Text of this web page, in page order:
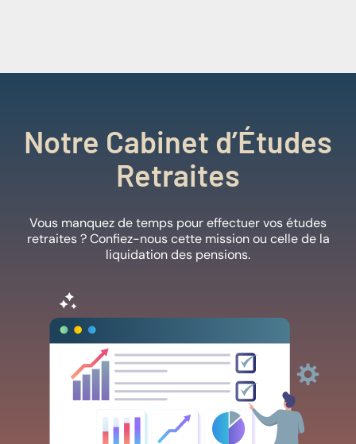
Notre Cabinet d’Études
Retraites
Vous manquez de temps pour effectuer vos études
retraites ? Confiez-nous cette mission ou celle de la
liquidation des pensions.